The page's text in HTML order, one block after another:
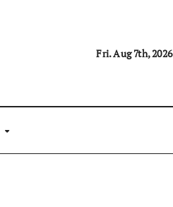
Fri. Aug 7th, 2026